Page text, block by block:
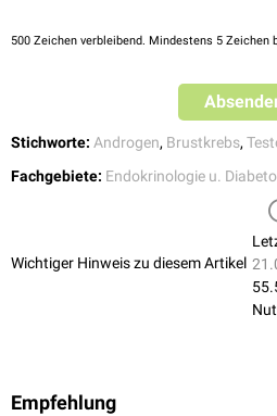
500 Zeichen verbleibend. Mindestens 5 Zeichen
Stichworte: Androgen, Brustkrebs,
Fachgebiete: Endokrinologie u.
Wichtiger Hinweis zu diesem Artikel
Empfehlung